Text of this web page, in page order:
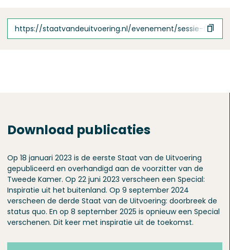
https://staatvandeuitvoering.nl/evenement/sessie-
Download publicaties
Op 18 januari 2023 is de eerste Staat van de Uitvoering
gepubliceerd en overhandigd aan de voorzitter van de
Tweede Kamer. Op 22 juni 2023 verscheen een Special:
Inspiratie uit het buitenland. Op 9 september 2024
verscheen de derde Staat van de Uitvoering: doorbreek de
status quo. En op 8 september 2025 is opnieuw een Special
verschenen. Dit keer met inspiratie uit de toekomst.